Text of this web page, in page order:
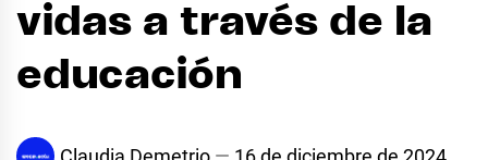
vidas a través de la
educación